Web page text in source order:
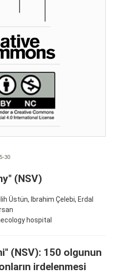
30
(NSV)
Üstün, Ibrahim Çelebi, Erdal
hospital
(NSV): 150 olgunun
irdelenmesi